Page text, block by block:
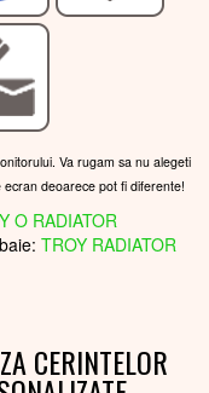
Va rugam sa nu alegeti
deoarece pot fi diferente!
O RADIATOR
TROY RADIATOR
CERINTELOR